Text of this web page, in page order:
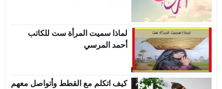
لماذا سميت المرأة ست للكاتب
أحمد المرسي
كيف اتكلم مع القطط وأتواصل معهم